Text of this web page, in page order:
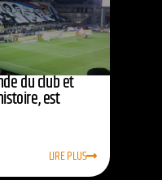
du club et
est
LIRE PLUS